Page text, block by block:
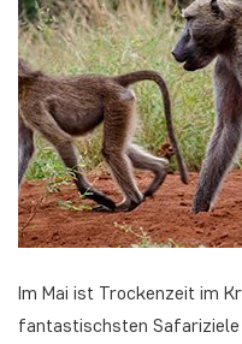
Im Mai ist Trockenzeit im
fantastischsten Safariziele